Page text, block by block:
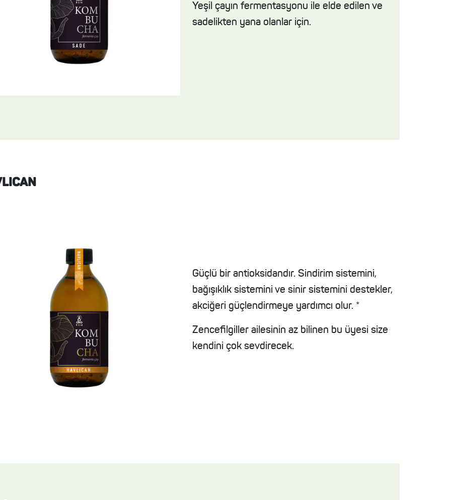
Yeşil çayın fermentasyonu ile elde edilen ve
sadelikten yana olanlar için.
Güçlü bir antioksidandır. Sindirim sistemini,
bağışıklık sistemini ve sinir sistemini destekler,
akciğeri güçlendirmeye yardımcı olur. *
Zencefilgiller ailesinin az bilinen bu üyesi size
kendini çok sevdirecek.